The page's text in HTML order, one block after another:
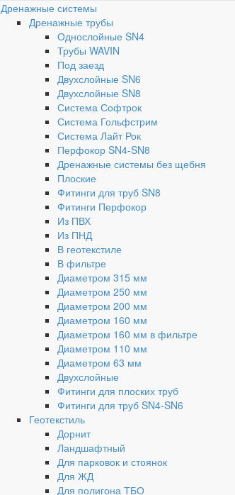
Дренажные системы
Дренажные трубы
Однослойные SN4
Трубы WAVIN
Под заезд
Двухслойные SN6
Двухслойные SN8
Система Софтрок
Система Гольфстрим
Система Лайт Рок
Перфокор SN4-SN8
Дренажные системы без щебня
Плоские
Фитинги для труб SN8
Фитинги Перфокор
Из ПВХ
Из ПНД
В геотекстиле
В фильтре
Диаметром 315 мм
Диаметром 250 мм
Диаметром 200 мм
Диаметром 160 мм
Диаметром 160 мм в фильтре
Диаметром 110 мм
Диаметром 63 мм
Двухслойные
Фитинги для плоских труб
Фитинги для труб SN4-SN6
Геотекстиль
Дорнит
Ландшафтный
Для парковок и стоянок
Для ЖД
Для полигона ТБО